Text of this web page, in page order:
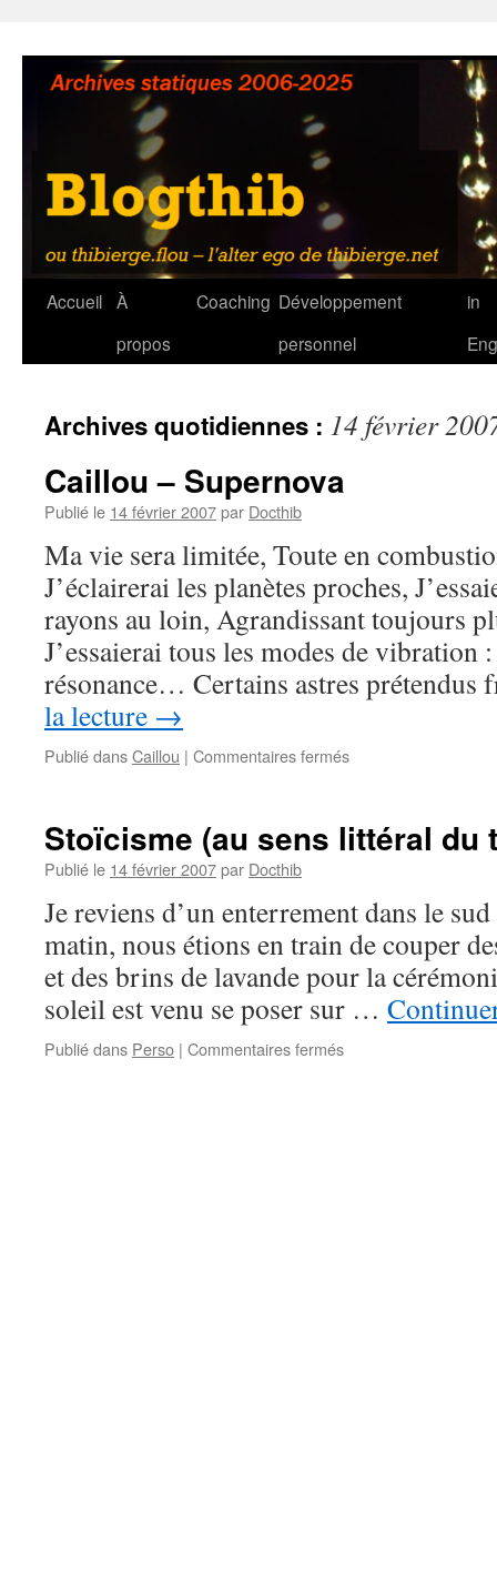
contenu
Accueil À
propos
Coaching Développement
personnel
in
Archives quotidiennes : 14 février
Caillou – Supernova
Publié le 14 février 2007par Docthib
Ma vie sera limitée, Toute en
J’éclairerai les planètes proches,
rayons au loin, Agrandissant toujours
J’essaierai tous les modes de vibration
résonance… Certains astres
la lecture →
Publié dansCaillou | Commentaires ferméssur
Stoïcisme (au sens littéral du
Publié le 14 février 2007par Docthib
Je reviens d’un enterrement dans le
matin, nous étions en train de couper
et des brins de lavande pour la
soleil est venu se poser sur …
Publié dans Perso | Commentaires ferméssur